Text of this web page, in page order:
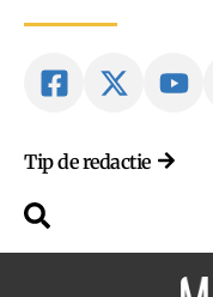
Tip de redactie